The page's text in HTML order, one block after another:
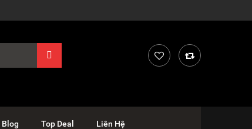
Blog Top Deal Liên Hệ